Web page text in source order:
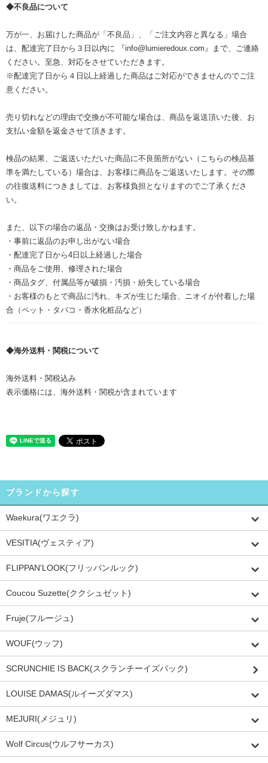
◆不良品について
万が一、お届けした商品が「不良品」、「ご注文内容と異なる」場合
は、配達完了日から３日以内に 『info@lumieredoux.com』まで、ご連絡
ください。至急、対応をさせていただきます。
※配達完了日から４日以上経過した商品はご対応ができませんのでご注
意ください。
売り切れなどの理由で交換が不可能な場合は、商品を返送頂いた後、お
支払い金額を返金させて頂きます。
検品の結果、ご返送いただいた商品に不良箇所がない（こちらの検品基
準を満たしている）場合は、お客様に商品をご返送いたします。その際
の往復送料につきましては、お客様負担となりますのでご了承くださ
い。
また、以下の場合の返品・交換はお受け致しかねます。
・事前に返品のお申し出がない場合
・配達完了日から4日以上経過した場合
・商品をご使用、修理された場合
・商品タグ、付属品等が破損・汚損・紛失している場合
・お客様のもとで商品に汚れ、キズが生じた場合、ニオイが付着した場
合（ペット・タバコ・香水化粧品など）
◆海外送料・関税について
海外送料・関税込み
表示価格には、海外送料・関税が含まれています
ブランドから探す
Waekura(ワエクラ)
VESITIA(ヴェスティア)
FLIPPAN'LOOK(フリッパンルック)
Coucou Suzette(ククシュゼット)
Fruje(フルージュ)
WOUF(ウッフ)
SCRUNCHIE IS BACK(スクランチーイズバック)
LOUISE DAMAS(ルイーズダマス)
MEJURI(メジュリ)
Wolf Circus(ウルフサーカス)